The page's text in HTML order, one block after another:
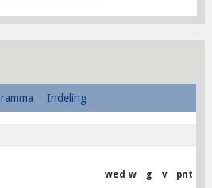
Indeling
wed w g v pnt